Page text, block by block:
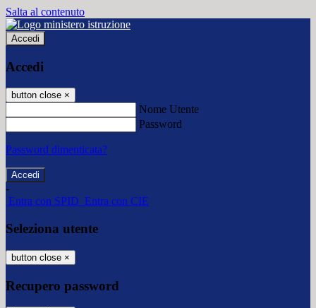
Salta al contenuto
Accedi
Accedi
button close ×
Nome Utente
Password
Password dimenticata?
-
Entra con SPID Entra con CIE
Seleziona utente
button close ×
Recupero password